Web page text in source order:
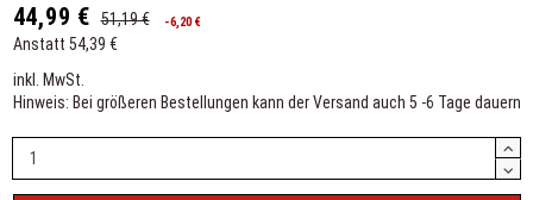
44,99 € 51,19 € -6,20 €
Anstatt 54,39 €
inkl. MwSt.
Hinweis: Bei größeren Bestellungen kann der Versand auch 5 -6 Tage dauern